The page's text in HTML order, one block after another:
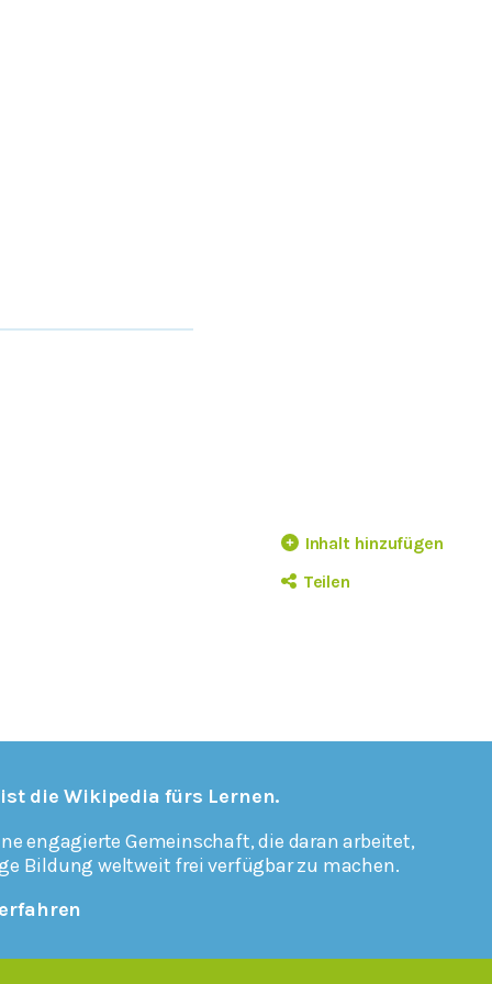
Inhalt hinzufügen
Teilen
die Wikipedia fürs Lernen.
engagierte Gemeinschaft, die daran arbeitet,
Bildung weltweit frei verfügbar zu machen.